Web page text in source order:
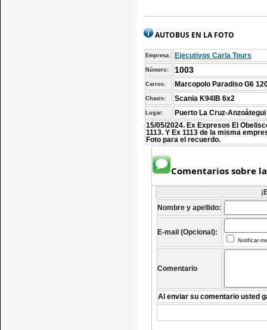
AUTOBUS EN LA FOTO
Empresa: Ejecutivos Carla Tours
Número: 1003
Carroc. Marcopolo Paradiso G6
Chasis: Scania K94IB 6x2
Lugar:
Puerto La Cruz-Anzoátegui
15/05/2024. Ex Expresos El
1113. Y Ex 1113 de la misma
Foto para el recuerdo.
Comentarios sobre
Nombre y apellido:
E-mail (Opcional):
Notificar-
Comentario
Al enviar su comentario usted